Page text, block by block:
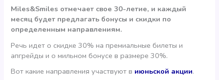
Miles&Smiles отмечает свое 30-летие, и каждый
месяц будет предлагать бонусы и скидки по
определенным направлениям.
Речь идет о скидке 30% на премиальные билеты и
апгрейды и о мильном бонусе в размере 30%.
Вот какие направления участвуют в июньской акции.